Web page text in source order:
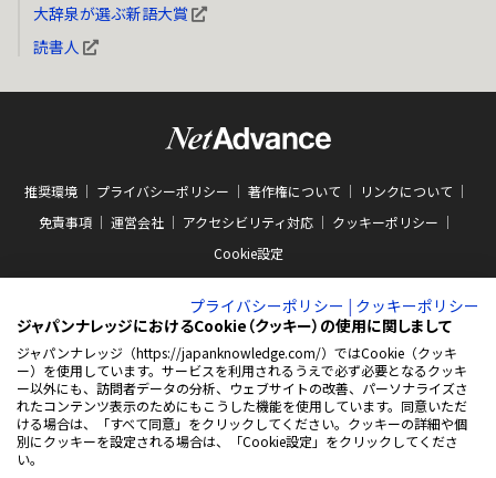
大辞泉が選ぶ新語大賞
読書人
推奨環境 プライバシーポリシー 著作権について
リンクについて
免責事項
運営会社 アクセシビリティ対応
クッキーポリシー
Cookie設定
ABJマークは、この電子書店・電子書籍配信サービスが、著作権者からコンテン
ツ使用許諾を得た正規版配信サービスであることを示す商標（登録番号 第
10981000号）です。ABJマークの詳細、ABJマークを掲示しているサービスの一
覧はこちらをご覧ください。
AEBS 電子出版制作・流通協議会
https://aebs.or.jp/
新
プライバシーポリシー | クッキーポリシー
ジャパンナレッジにおけるCookie（クッキー）の使用に関しまして
ジャパンナレッジ（https://japanknowledge.com/）ではCookie（クッキ
ー）を使用しています。サービスを利用されるうえで必ず必要となるクッキ
ー以外にも、訪問者データの分析、ウェブサイトの改善、パーソナライズさ
れたコンテンツ表示のためにもこうした機能を使用しています。同意いただ
ける場合は、「すべて同意」をクリックしてください。クッキーの詳細や個
別にクッキーを設定される場合は、「Cookie設定」をクリックしてくださ
い。